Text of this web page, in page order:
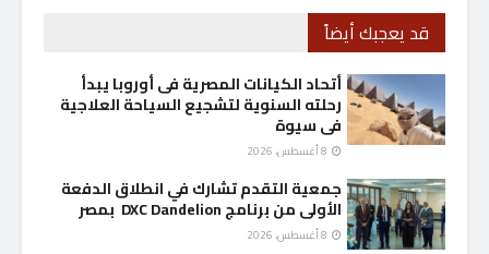
قد يعجبك أيضاً
أتحاد الكيانات المصرية فى أوروبا يبدأ
رحلته السنوية لتشجيع السياحة العلاجية
فى سيوة
جمعية التقدم تشارك في انطلاق الدفعة
الأولى من برنامج DXC Dandelion بمصر